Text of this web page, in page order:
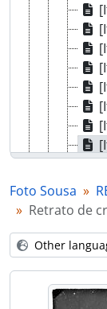
Foto Sousa
Retrato de
Other